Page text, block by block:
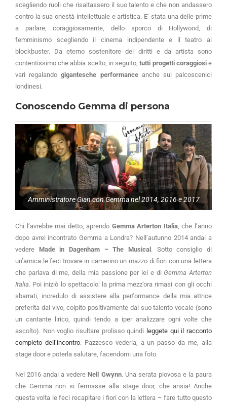
scegliendo ruoli che risaltassero il suo talento e che non andassero
contro la sua onestà intellettuale e artistica. E’ stata una delle prime
a parlare, coraggiosamente, dello sporco di Hollywood, di
femminismo scegliendo il cinema indipendente e il teatro ai
blockbuster. Da eterno sostenitore dei diritti e da artista sono
contentissimo che abbia scelto, in seguito,tutti progetti coraggiosie
vari regalandogigantesche performanceanche sui palcoscenici
londinesi.
Conoscendo Gemma di persona
Amministratore Gian con Gemma nel 2014, 2016 e 2017
Chi l’avrebbe mai detto, aprendo Gemma Arterton Italia, che l’anno
dopo avrei incontrato Gemma a Londra? Nell’autunno 2014 andai a
vedere Made in Dagenham – The Musical . Sotto consiglio di
un’amica le feci trovare in camerino un mazzo di fiori con una lettera
che parlava di me, della mia passione per lei e di Gemma Arterton
Italia. Poi iniziò lo spettacolo: la prima mezz’ora rimasi con gli occhi
sbarrati, incredulo di assistere alla performance della mia attrice
preferita dal vivo, colpito positivamente dal suo talento vocale (sono
un cantante lirico, quindi tendo a iper analizzare ogni volte che
ascolto). Non voglio risultare prolisso quindi leggete qui il racconto
completo dell’incontro. Pazzesco vederla, a un passo da me, alla
stage door e poterla salutare, facendomi una foto.
Nel 2016 andai a vedere Nell Gwynn. Una serata piovosa e la paura
che Gemma non si fermasse alla stage door, che ansia! Anche
questa volta le feci recapitare i fiori con la lettera – fare tutto questo